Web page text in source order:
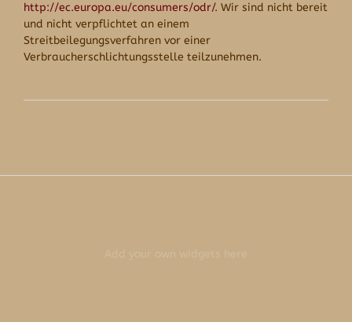
http://ec.europa.eu/consumers/odr/. Wir sind nicht bereit
und nicht verpflichtet an einem
Streitbeilegungsverfahren vor einer
Verbraucherschlichtungsstelle teilzunehmen.
Add your own widgets here